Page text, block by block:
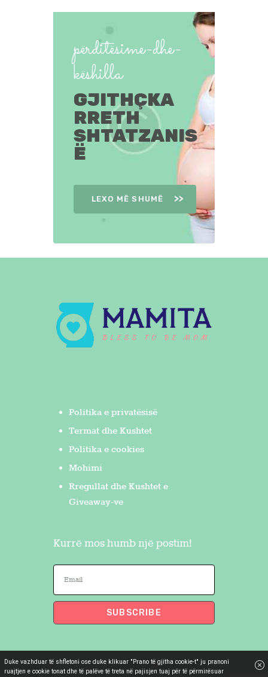
përditësime-dhe-
këshilla
GJITHÇKA
RRETH
SHTATZANIS
Ë
LEXO MË SHUMË
Politika e privatësisë
Termat dhe Kushtet
Politika e cookies
Mohimi
Rregullat dhe Kushtet e
Giveaway-ve
Kurrë mos humb një postim!
Flakron Saidi© 2026. All Rights
Duke vazhduar të shfletoni ose duke klikuar "Prano të gjitha cookie-t" ju pranoni
ruajtjen e cookie tonat dhe të palëve të treta në pajisjen tuaj për të përmirësuar